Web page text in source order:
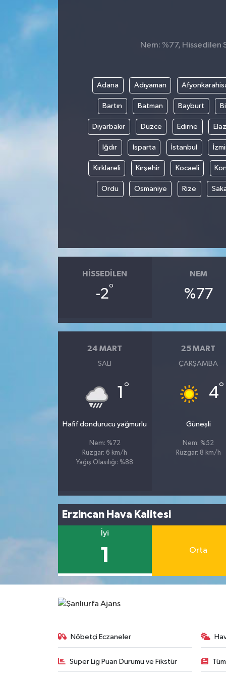
Nem: %77, Hissedilen
Adana Adıyaman
Bartın Batman Bayburt
Diyarbakır Düzce Edirne
Iğdır Isparta İstanbul
Kırklareli Kırşehir Kocaeli
Ordu Osmaniye Rize
HISSEDILEN
-2°
NEM
%77
24 MART
SALI
1 °
Hafif dondurucu yağmurlu
Nem: %72
Rüzgar: 6 km/h
Yağış Olasılığı: %88
25 MART
ÇARŞAMBA
4°
Güneşli
Nem: %52
Rüzgar: 8 km/h
Erzincan Hava Kalitesi
İyi
1 Orta
Nöbetçi Eczaneler
Süper Lig Puan Durumu ve Fikstür